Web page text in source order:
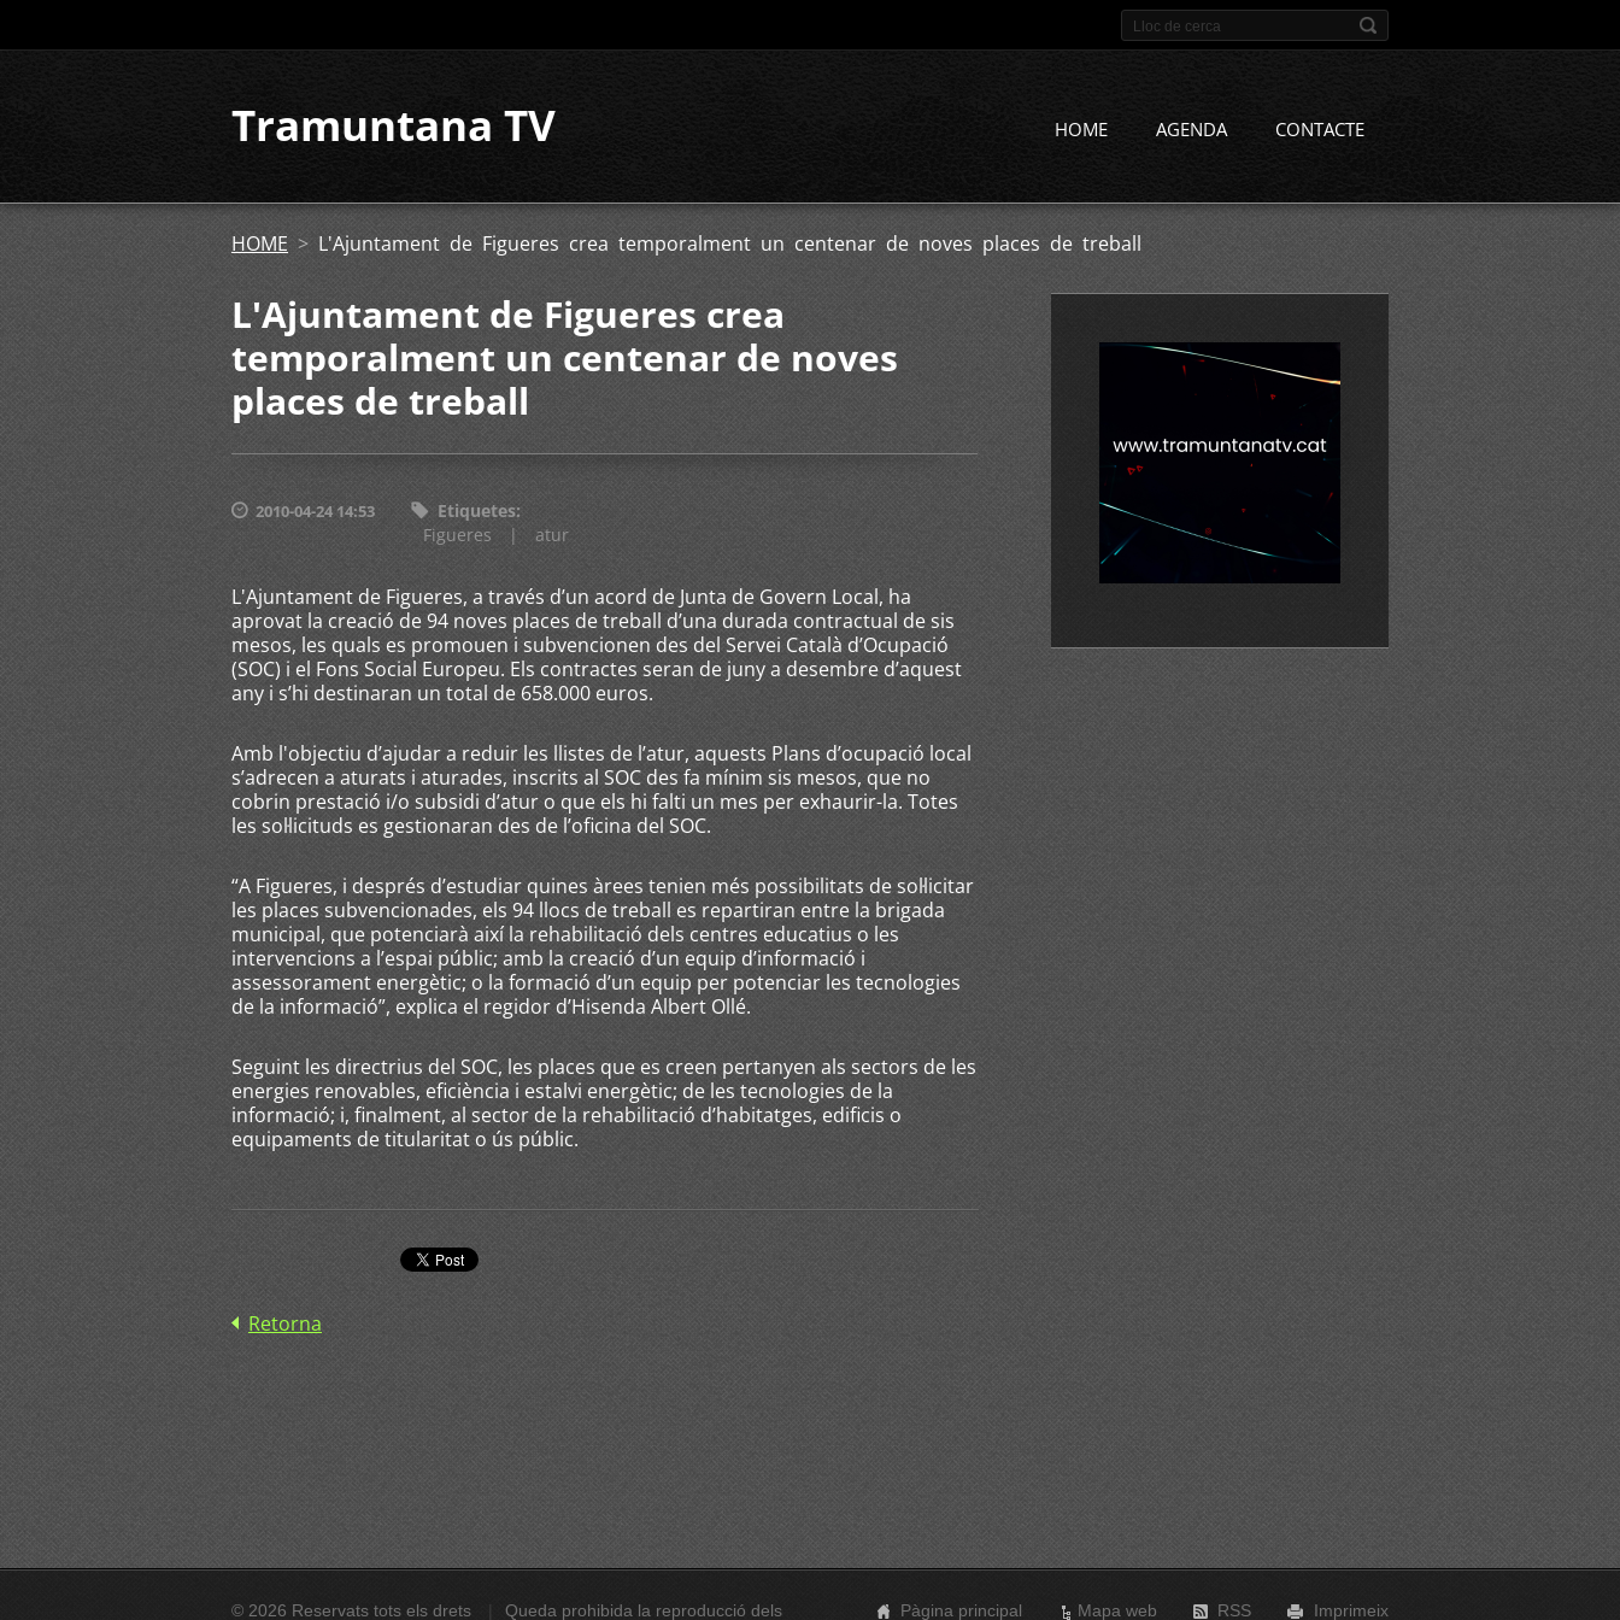
Tramuntana TV HOME AGENDA CONTACTE
HOME > L'Ajuntament de Figueres crea temporalment un centenar de noves places de treball
L'Ajuntament de Figueres crea
temporalment un centenar de noves
places de treball
2010-04-24 14:53 Etiquetes:
Figueres
| atur
L'Ajuntament de Figueres, a través d’un acord de Junta de Govern Local, ha
aprovat la creació de 94 noves places de treball d’una durada contractual de sis
mesos, les quals es promouen i subvencionen des del Servei Català d’Ocupació
(SOC) i el Fons Social Europeu. Els contractes seran de juny a desembre d’aquest
any i s’hi destinaran un total de 658.000 euros.
Amb l'objectiu d’ajudar a reduir les llistes de l’atur, aquests Plans d’ocupació local
s’adrecen a aturats i aturades, inscrits al SOC des fa mínim sis mesos, que no
cobrin prestació i/o subsidi d’atur o que els hi falti un mes per exhaurir-la. Totes
les sol·licituds es gestionaran des de l’oficina del SOC.
“A Figueres, i després d’estudiar quines àrees tenien més possibilitats de sol·licitar
les places subvencionades, els 94 llocs de treball es repartiran entre la brigada
municipal, que potenciarà així la rehabilitació dels centres educatius o les
intervencions a l’espai públic; amb la creació d’un equip d’informació i
assessorament energètic; o la formació d’un equip per potenciar les tecnologies
de la informació”, explica el regidor d’Hisenda Albert Ollé.
Seguint les directrius del SOC, les places que es creen pertanyen als sectors de les
energies renovables, eficiència i estalvi energètic; de les tecnologies de la
informació; i, finalment, al sector de la rehabilitació d’habitatges, edificis o
equipaments de titularitat o ús públic.
Retorna
© 2026 Reservats tots els drets Queda prohibida la reproducció dels Pàgina principal Mapa web RSS Imprimeix